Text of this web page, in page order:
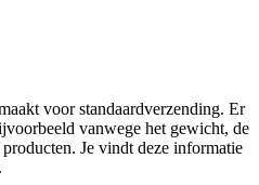
voor standaardverzending. Er
vanwege het gewicht, de
Je vindt deze informatie